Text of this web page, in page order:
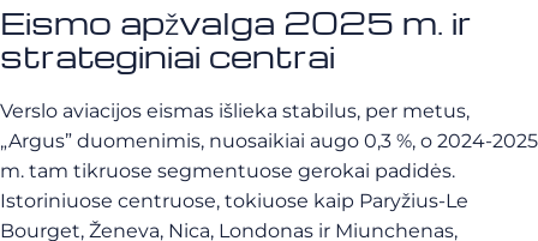
Eismo apžvalga 2025 m. ir
strateginiai centrai
Verslo aviacijos eismas išlieka stabilus, per metus,
„Argus” duomenimis, nuosaikiai augo 0,3 %, o 2024-2025
m. tam tikruose segmentuose gerokai padidės.
Istoriniuose centruose, tokiuose kaip Paryžius-Le
Bourget, Ženeva, Nica, Londonas ir Miunchenas,